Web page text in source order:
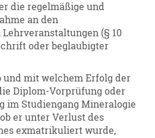
die regelmäßige und
an den
(§ 10
oder beglaubigter
und mit welchem Erfolg der
Diplom-Vorprüfung oder
im Studiengang Mineralogie
er unter Verlust des
exmatrikuliert wurde,